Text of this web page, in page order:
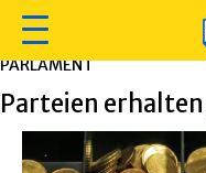
PARLAMENT
Parteien